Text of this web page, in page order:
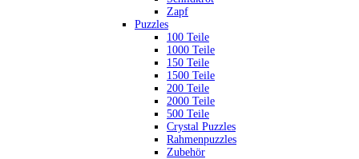
Zapf
Puzzles
100 Teile
1000 Teile
150 Teile
1500 Teile
200 Teile
2000 Teile
500 Teile
Crystal Puzzles
Rahmenpuzzles
Zubehör